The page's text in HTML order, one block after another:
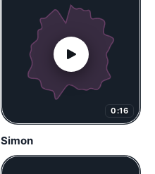
0:16
Simon